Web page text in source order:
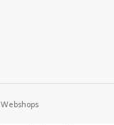
Webshops